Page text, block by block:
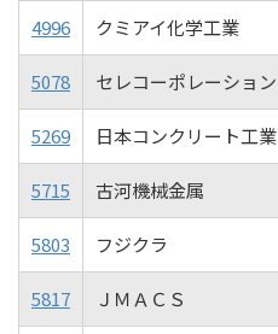
4996 クミアイ化学工業
5078 セレコーポレーション
5269 日本コンクリート工業
5715 古河機械金属
5803 フジクラ
5817 ＪＭＡＣＳ